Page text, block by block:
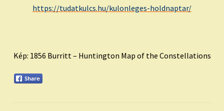
https://tudatkulcs.hu/kulonleges-holdnaptar/
Kép: 1856 Burritt – Huntington Map of the Constellations